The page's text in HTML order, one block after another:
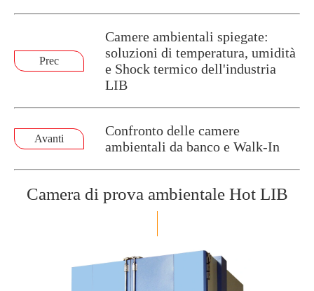
Prec
Camere ambientali spiegate:
soluzioni di temperatura, umidità
e Shock termico dell'industria
LIB
Avanti
Confronto delle camere
ambientali da banco e Walk-In
Camera di prova ambientale Hot LIB